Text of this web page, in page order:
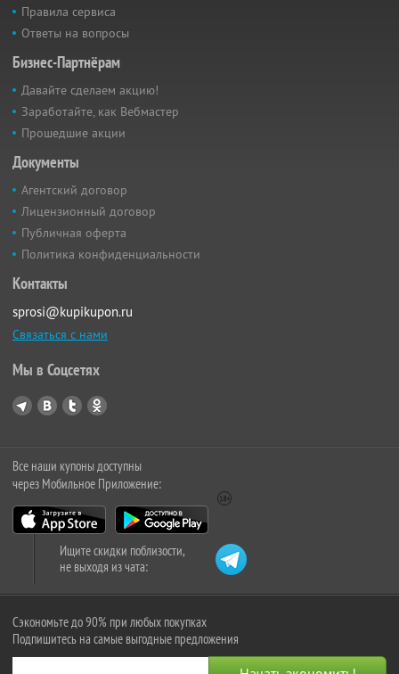
Правила сервиса
Ответы на вопросы
Бизнес-Партнёрам
Давайте сделаем акцию!
Заработайте, как Вебмастер
Прошедшие акции
Документы
Агентский договор
Лицензионный договор
Публичная оферта
Политика конфиденциальности
Контакты
sprosi@kupikupon.ru
Связаться с нами
Мы в Соцсетях
Все наши купоны доступны
через Мобильное Приложение:
Ищите скидки поблизости,
не выходя из чата:
Сэкономьте до 90% при любых покупках
Подпишитесь на самые выгодные предложения